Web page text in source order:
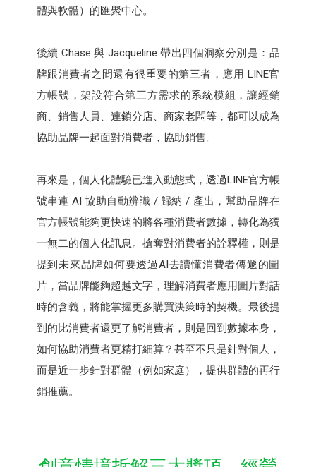
體與軟體）的匯聚中心。
後續 Chase 與 Jacqueline 帶出四個洞察分別是：品
牌跟消費者之間還有很重要的第三者，應用 LINE官
方帳號，架設符合第三方需求的系統模組，讓經銷
商、銷售人員、連鎖分店、商家老闆等，都可以成為
協助品牌一起面對消費者，協助銷售。
再來是，個人化體驗已進入動態式，透過LINE官方帳
號串連 AI 協助自動辨識 / 歸納 / 產出，幫助品牌在
官方帳號能夠更快速的將各種消費者數據，轉化為獨
一無二的個人化訊息。搶奪對消費者的詮釋權，則是
提到未來品牌如何要透過AI去讀懂消費者傳遞的圖
片，當品牌能夠超越文字，理解消費者應用圖片對話
時的含義，將能掌握更多購買決策時的契機。最後提
到的比消費者還更了解消費者，則是回到數據本身，
如何協助消費者更精打細算？甚至不只是針對個人，
而是近一步針對群體（例如家庭），提供群體的再行
銷推薦。